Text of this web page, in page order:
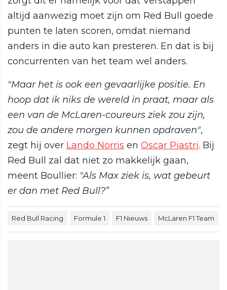
altijd aanwezig moet zijn om Red Bull goede
punten te laten scoren, omdat niemand
anders in die auto kan presteren. En dat is bij
concurrenten van het team wel anders.
"Maar het is ook een gevaarlijke positie. En
hoop dat ik niks de wereld in praat, maar als
een van de McLaren-coureurs ziek zou zijn,
zou de andere morgen kunnen opdraven",
zegt hij over Lando Norris en Oscar Piastri. Bij
Red Bull zal dat niet zo makkelijk gaan,
meent Boullier: "Als Max ziek is, wat gebeurt
er dan met Red Bull?”
Red Bull Racing Formule 1 F1 Nieuws McLaren F1 Team